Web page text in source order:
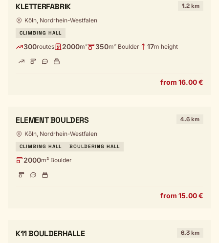
KLETTERFABRIK 1.2 km
Köln, Nordrhein-Westfalen
CLIMBING HALL
300routes 2000m² 350m² Boulder 17m height
from 16.00 €
ELEMENT BOULDERS 4.6 km
Köln, Nordrhein-Westfalen
CLIMBING HALL BOULDERING HALL
2000m² Boulder
from 15.00 €
K11 BOULDERHALLE 6.3 km